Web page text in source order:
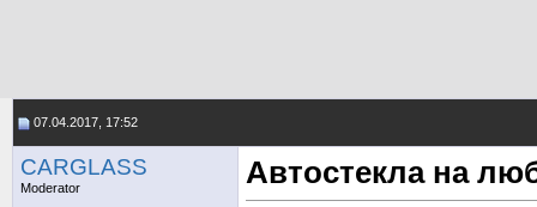
07.04.2017, 17:52
CARGLASS
Moderator
Автостекла на